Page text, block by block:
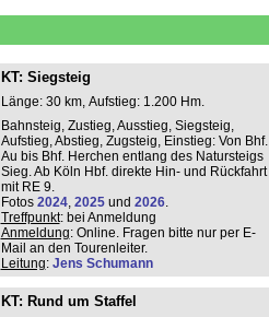
KT: Siegsteig
Länge: 30 km, Aufstieg: 1.200 Hm.
Bahnsteig, Zustieg, Ausstieg, Siegsteig,
Aufstieg, Abstieg, Zugsteig, Einstieg: Von Bhf.
Au bis Bhf. Herchen entlang des Natursteigs
Sieg. Ab Köln Hbf. direkte Hin- und Rückfahrt
mit RE 9.
Fotos 2024, 2025und 2026.
Treffpunkt: bei Anmeldung
Anmeldung: Online. Fragen bitte nur per E-
Mail an den Tourenleiter.
Leitung: Jens Schumann
KT: Rund um Staffel